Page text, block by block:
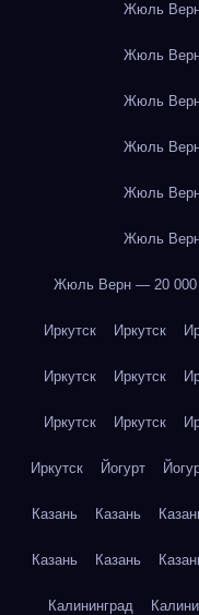
Жюль
Жюль
Жюль
Жюль
Жюль
Жюль
Жюль Верн — 20 000
Иркутск Иркутск
Иркутск Иркутск
Иркутск Иркутск
Иркутск Йогурт
Казань Казань
Казань Казань
Калининград